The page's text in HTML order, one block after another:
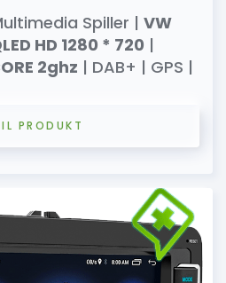
Spiller | VW
HD 1280 * 720 |
2ghz | DAB+ | GPS |
PRODUKT